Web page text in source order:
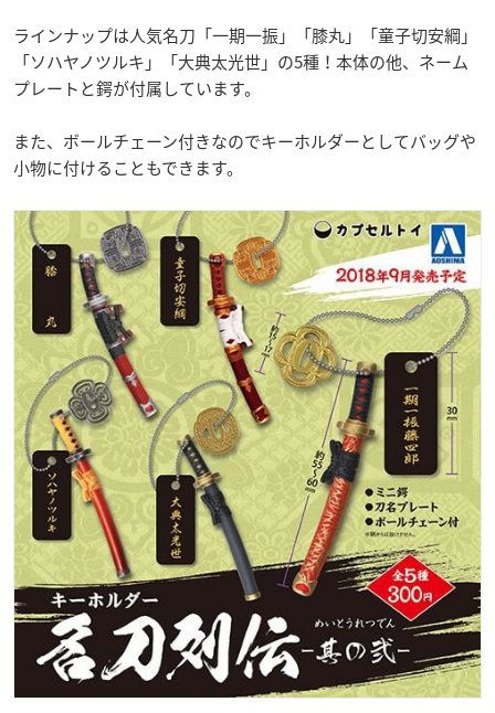
ラインナップは人気名刀「一期一振」「膝丸」「童子切安綱」
「ソハヤノツルキ」「大典太光世」の5種！本体の他、ネーム
プレートと鍔が付属しています。
また、ボールチェーン付きなのでキーホルダーとしてバッグや
小物に付けることもできます。